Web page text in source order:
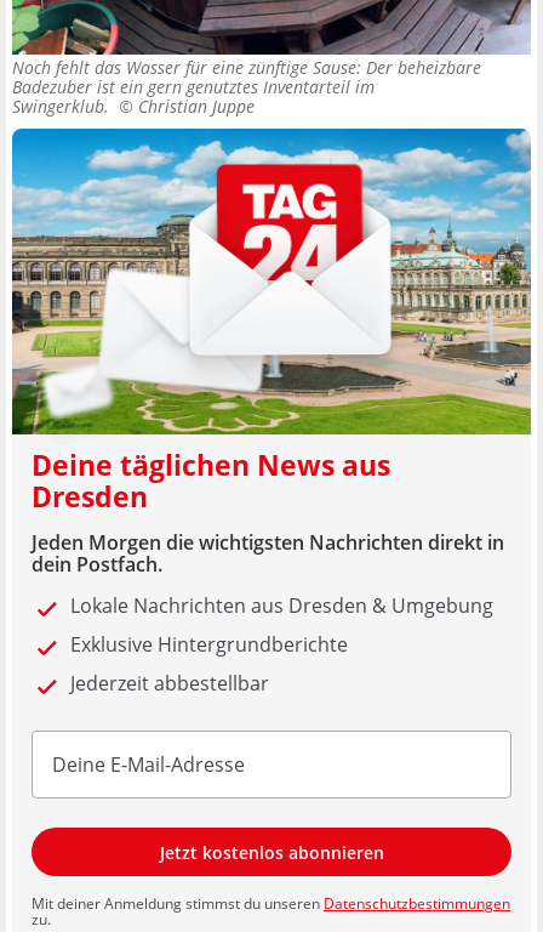
Noch fehlt das Wasser für eine zünftige Sause: Der beheizbare
Badezuber ist ein gern genutztes Inventarteil im
Swingerklub. © Christian Juppe
Deine täglichen News aus
Dresden
Jeden Morgen die wichtigsten Nachrichten direkt in
dein Postfach.
Lokale Nachrichten aus Dresden & Umgebung
Exklusive Hintergrundberichte
Jederzeit abbestellbar
Jetzt kostenlos abonnieren
Mit deiner Anmeldung stimmst du unseren Datenschutzbestimmungen
zu.